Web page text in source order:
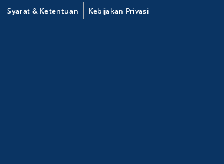
Syarat & Ketentuan Kebijakan Privasi